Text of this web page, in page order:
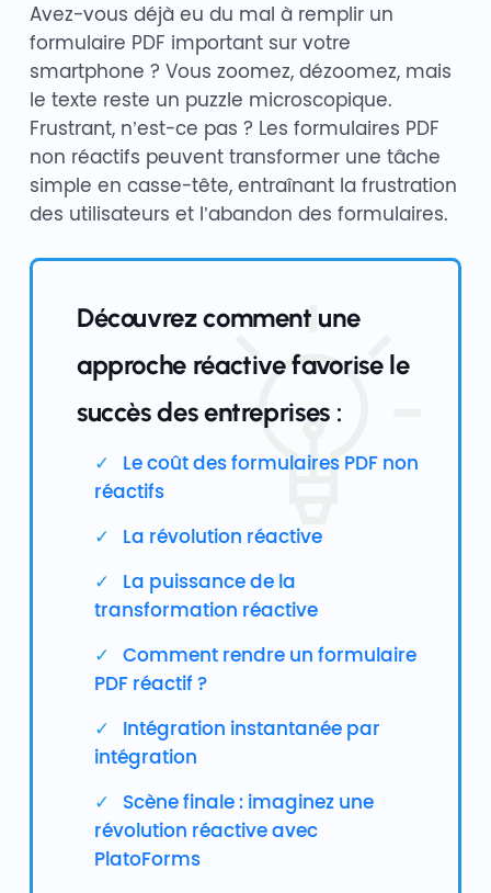
Avez-vous déjà eu du mal à remplir un
formulaire PDF important sur votre
smartphone ? Vous zoomez, dézoomez, mais
le texte reste un puzzle microscopique.
Frustrant, n’est-ce pas ? Les formulaires PDF
non réactifs peuvent transformer une tâche
simple en casse-tête, entraînant la frustration
des utilisateurs et l’abandon des formulaires.
Découvrez comment une
approche réactive favorise le
succès des entreprises :
Le coût des formulaires PDF non
réactifs
La révolution réactive
La puissance de la
transformation réactive
Comment rendre un formulaire
PDF réactif ?
Intégration instantanée par
intégration
Scène finale : imaginez une
révolution réactive avec
PlatoForms